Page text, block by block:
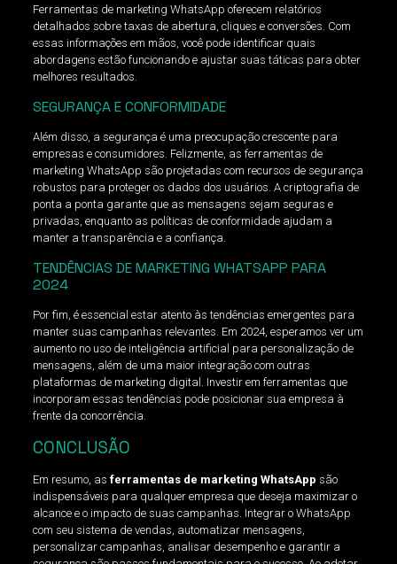
Ferramentas de marketing WhatsApp oferecem relatórios
detalhados sobre taxas de abertura, cliques e conversões. Com
essas informações em mãos, você pode identificar quais
abordagens estão funcionando e ajustar suas táticas para obter
melhores resultados.
SEGURANÇA E CONFORMIDADE
Além disso, a segurança é uma preocupação crescente para
empresas e consumidores. Felizmente, as ferramentas de
marketing WhatsApp são projetadas com recursos de segurança
robustos para proteger os dados dos usuários. A criptografia de
ponta a ponta garante que as mensagens sejam seguras e
privadas, enquanto as políticas de conformidade ajudam a
manter a transparência e a confiança.
TENDÊNCIAS DE MARKETING WHATSAPP PARA
2024
Por fim, é essencial estar atento às tendências emergentes para
manter suas campanhas relevantes. Em 2024, esperamos ver um
aumento no uso de inteligência artificial para personalização de
mensagens, além de uma maior integração com outras
plataformas de marketing digital. Investir em ferramentas que
incorporam essas tendências pode posicionar sua empresa à
frente da concorrência.
CONCLUSÃO
Em resumo, as ferramentas de marketing WhatsApp são
indispensáveis para qualquer empresa que deseja maximizar o
alcance e o impacto de suas campanhas. Integrar o WhatsApp
com seu sistema de vendas, automatizar mensagens,
personalizar campanhas, analisar desempenho e garantir a